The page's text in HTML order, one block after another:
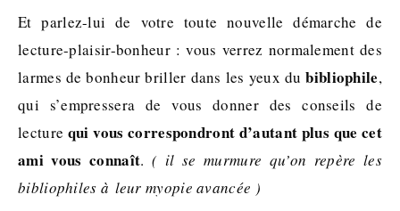
Et parlez-lui de votre toute nouvelle démarche de
lecture-plaisir-bonheur : vous verrez normalement des
larmes de bonheur briller dans les yeux dubibliophile,
qui s’empressera de vous donner des conseils de
lecture qui vous correspondront d’autant plus que cet
ami vous connaît.( il se murmure qu’on repère les
bibliophiles à leur myopie avancée )